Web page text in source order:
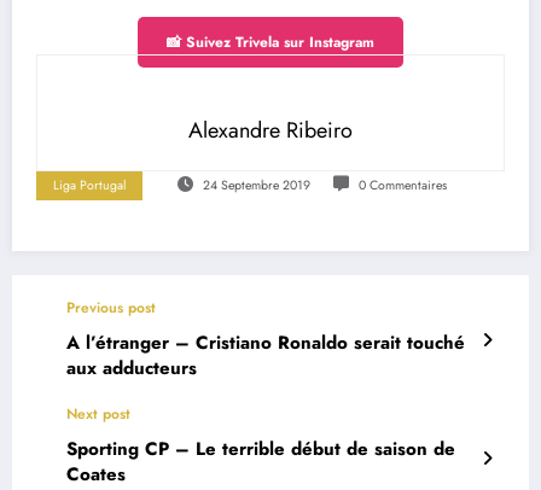
📸 Suivez Trivela sur Instagram
Alexandre Ribeiro
Liga Portugal 24 Septembre 2019 0 Commentaires
Previous post
A l’étranger – Cristiano Ronaldo serait touché
aux adducteurs
Next post
Sporting CP – Le terrible début de saison de
Coates